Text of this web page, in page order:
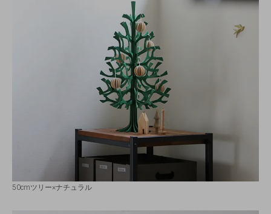
50cmツリー×ナチュラル